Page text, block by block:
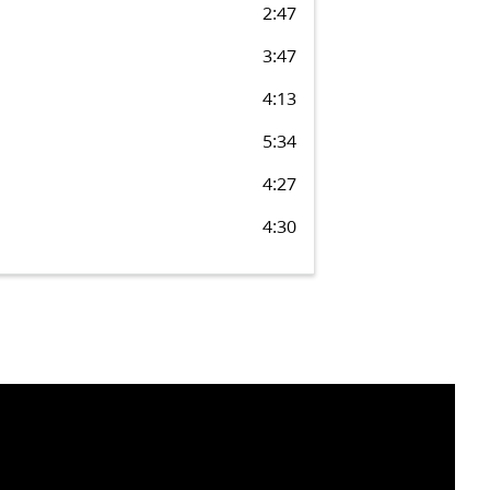
2:47
3:47
4:13
5:34
4:27
4:30